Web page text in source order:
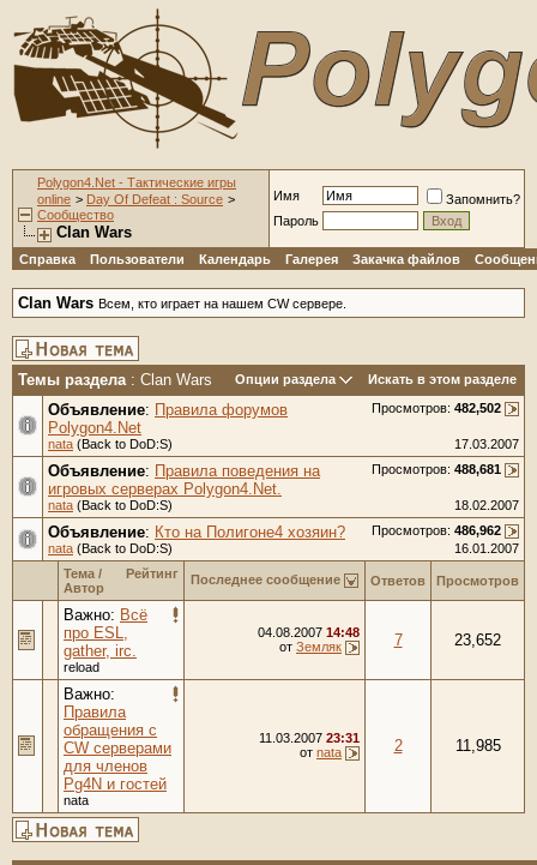
Polygon4.Net - Тактические игры
online > Day Of Defeat : Source >
Сообщество
Clan Wars
Имя
Запомнить?
Пароль
Справка Пользователи Календарь Галерея Закачка файлов
Clan Wars Всем, кто играет на нашем CW сервере.
Темы раздела: Clan Wars Опции раздела
Искать в этом разделе
Просмотров: 482,502
Объявление: Правила форумов
Polygon4.Net
17.03.2007
nata (Back to DoD:S)
Просмотров: 488,681
Объявление: Правила поведения на
игровых серверах Polygon4.Net.
18.02.2007
nata (Back to DoD:S)
Просмотров: 486,962
Объявление: Кто на Полигоне4 хозяин?
16.01.2007
nata (Back to DoD:S)
Рейтинг
Тема /
Автор
Последнее сообщение Ответов Просмотров
Важно: Всё
про ESL,
gather, irc.
reload
04.08.2007 14:48
от Земляк 7 23,652
Важно:
Правила
обращения с
CW серверами
для членов
Pg4N и гостей
nata
11.03.2007 23:31
от nata 2 11,985